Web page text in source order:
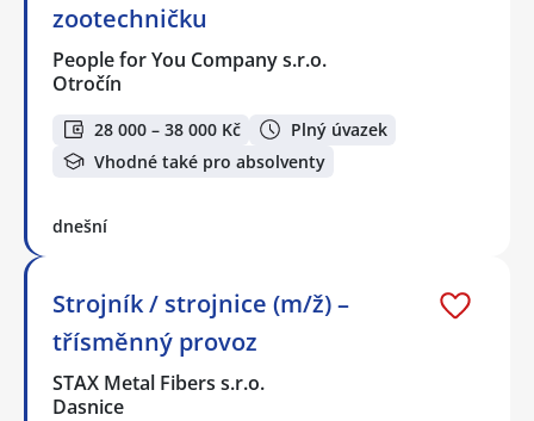
zootechničku
People for You Company s.r.o.
Otročín
28 000 – 38 000 Kč
Plný úvazek
Vhodné také pro absolventy
dnešní
Strojník / strojnice (m/ž) –
třísměnný provoz
STAX Metal Fibers s.r.o.
Dasnice